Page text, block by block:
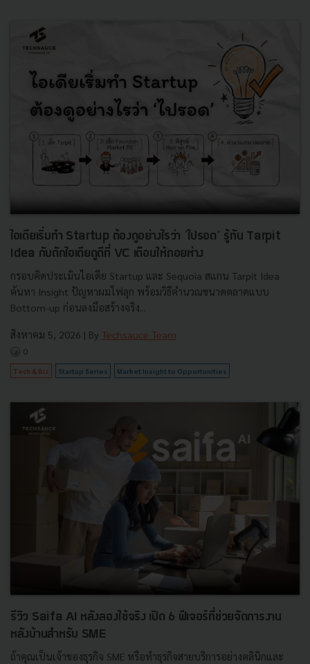
ไอเดียเริ่มทำ Startup ต้องดูอย่างไรว่า ‘ไปรอด’ รู้ทัน Tarpit
Idea กับดักไอเดียดูดีที่ VC เตือนให้ถอยห่าง
กรอบคิดประเมินไอเดีย Startup และ Sequoia สแกน Tarpit Idea
ค้นหา Insight ปัญหาผมไฟลุก พร้อมวิธีคำนวณขนาดตลาดแบบ
Bottom-up ก่อนลงมือสร้างจริง...
สิงหาคม 5, 2026 | By Techsauce Team
0
Tech & Biz Startup Series Market Insight to Opportunities
รีวิว Saifa AI หลังลองใช้จริง เปิด 6 ฟีเจอร์ที่ช่วยจัดการงาน
หลังบ้านสำหรับ SME
ถ้าคุณเป็นเจ้าของธุรกิจ SME หรือทำธุรกิจสายบริการอย่างคลินิกและ